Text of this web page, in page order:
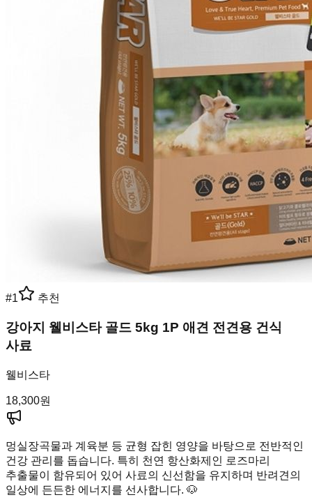
#1 추천
강아지 웰비스타 골드 5kg 1P 애견 전견용 건식
사료
웰비스타
18,300원
멍실장곡물과 계육분 등 균형 잡힌 영양을 바탕으로 전반적인
건강 관리를 돕습니다. 특히 천연 항산화제인 로즈마리
추출물이 함유되어 있어 사료의 신선함을 유지하며 반려견의
일상에 든든한 에너지를 선사합니다. 🐶